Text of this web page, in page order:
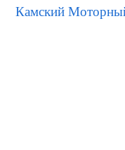
Камский